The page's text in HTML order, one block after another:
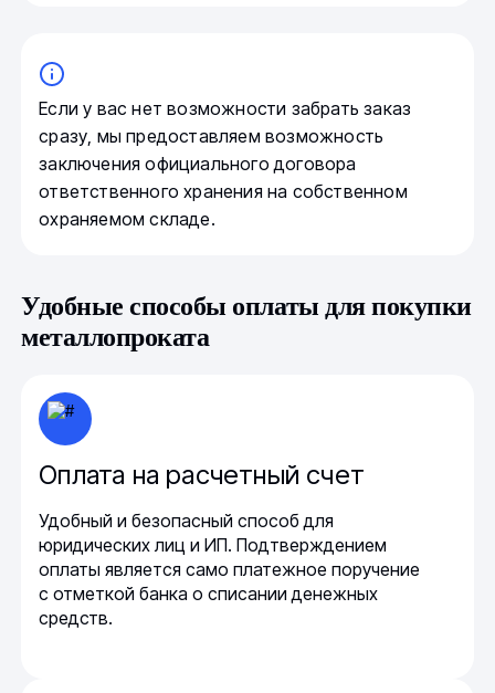
Если у вас нет возможности забрать заказ
сразу, мы предоставляем возможность
заключения официального договора
ответственного хранения на собственном
охраняемом складе.
Удобные способы оплаты для покупки
металлопроката
Оплата на расчетный счет
Удобный и безопасный способ для
юридических лиц и ИП. Подтверждением
оплаты является само платежное поручение
с отметкой банка о списании денежных
средств.